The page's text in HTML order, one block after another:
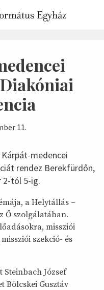
11.
medencei
rendez Berekfürdőn,
2-tól 5-ig.
a Helytállás –
Ő szolgálatában.
missziói
szekció- és
Steinbach József
Bölcskei Gusztáv